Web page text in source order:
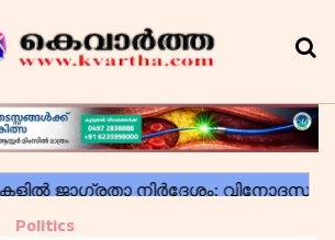
Politics